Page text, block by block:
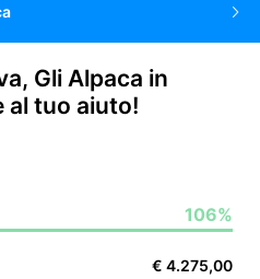
Gli Alpaca in
al tuo aiuto!
106%
€ 4.275,00